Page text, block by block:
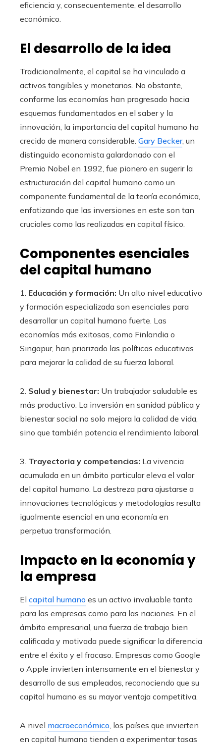
eficiencia y, consecuentemente, el desarrollo
económico.
El desarrollo de la idea
Tradicionalmente, el capital se ha vinculado a
activos tangibles y monetarios. No obstante,
conforme las economías han progresado hacia
esquemas fundamentados en el saber y la
innovación, la importancia del capital humano ha
crecido de manera considerable. Gary Becker, un
distinguido economista galardonado con el
Premio Nobel en 1992, fue pionero en sugerir la
estructuración del capital humano como un
componente fundamental de la teoría económica,
enfatizando que las inversiones en este son tan
cruciales como las realizadas en capital físico.
Componentes esenciales
del capital humano
1. Educación y formación: Un alto nivel educativo
y formación especializada son esenciales para
desarrollar un capital humano fuerte. Las
economías más exitosas, como Finlandia o
Singapur, han priorizado las políticas educativas
para mejorar la calidad de su fuerza laboral.
2. Salud y bienestar: Un trabajador saludable es
más productivo. La inversión en sanidad pública y
bienestar social no solo mejora la calidad de vida,
sino que también potencia el rendimiento laboral.
3. Trayectoria y competencias: La vivencia
acumulada en un ámbito particular eleva el valor
del capital humano. La destreza para ajustarse a
innovaciones tecnológicas y metodologías resulta
igualmente esencial en una economía en
perpetua transformación.
Impacto en la economía y
la empresa
El capital humano es un activo invaluable tanto
para las empresas como para las naciones. En el
ámbito empresarial, una fuerza de trabajo bien
calificada y motivada puede significar la diferencia
entre el éxito y el fracaso. Empresas como Google
o Apple invierten intensamente en el bienestar y
desarrollo de sus empleados, reconociendo que su
capital humano es su mayor ventaja competitiva.
A nivel macroeconómico, los países que invierten
en capital humano tienden a experimentar tasas